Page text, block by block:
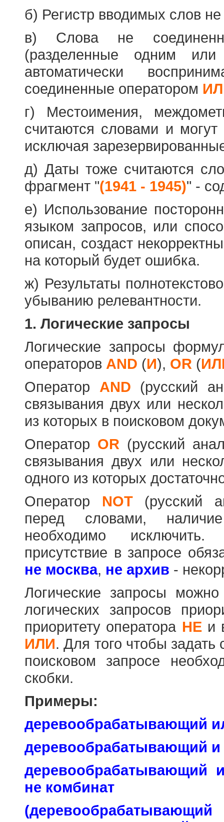
б) Регистр вводимых слов
в) Слова не
(разделенные одним или
автоматически
соединенные оператором
г) Местоимения,
считаются словами и могут
исключая
д) Даты тоже считаются
фрагмент "(1941 - 1945)" -
е) Использование
языком запросов, или
описан, создаст
на который будет ошибка.
ж) Результаты
убыванию релевантности.
1. Логические запросы
Логические запросы
операторов AND (И), OR (
Оператор AND (русский
связывания двух или
из которых в поисковом
Оператор OR (русский
связывания двух или
одного из которых
Оператор NOT(русский
перед словами,
необходимо
присутствие в запросе
не москва, не архив -
Логические запросы
логических запросов
приоритету оператора НЕи
ИЛИ. Для того чтобы задать
поисковом запросе
скобки.
Примеры:
деревообрабатывающий
деревообрабатывающий и
деревообрабатывающий
не комбинат